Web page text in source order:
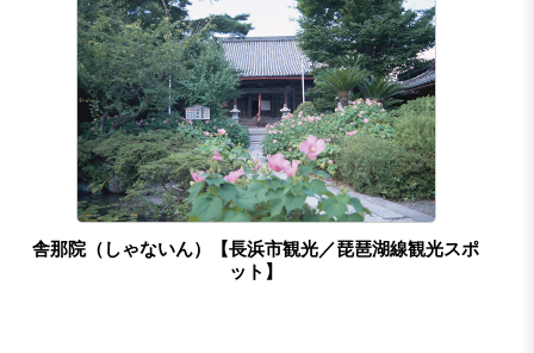
舎那院（しゃないん）【長浜市観光／琵琶湖線観光スポ
ット】